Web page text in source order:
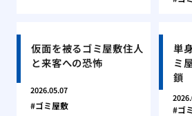
仮面を被るゴミ屋敷住人
と来客への恐怖
2026.05.07
ゴミ屋敷
単
ミ
鎖
ゴ